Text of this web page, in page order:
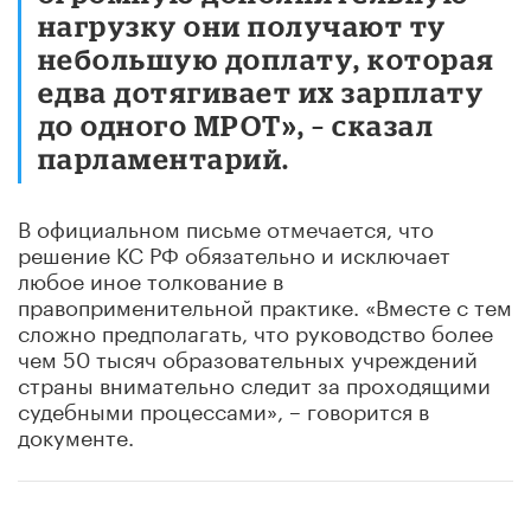
нагрузку они получают ту
небольшую доплату, которая
едва дотягивает их зарплату
до одного МРОТ», – сказал
парламентарий.
В официальном письме отмечается, что
решение КС РФ обязательно и исключает
любое иное толкование в
правоприменительной практике. «Вместе с тем
сложно предполагать, что руководство более
чем 50 тысяч образовательных учреждений
страны внимательно следит за проходящими
судебными процессами», – говорится в
документе.